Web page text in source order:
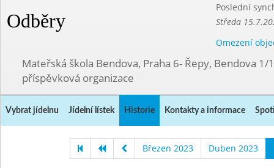
Odběry
Poslední
Středa
Omezení
Mateřská škola Bendova, Praha 6- Řepy, Bendova 1/
příspěvková organizace
Vybrat jídelnu Jídelní lístek Historie Kontakty a informace
Březen 2023 Duben 2023